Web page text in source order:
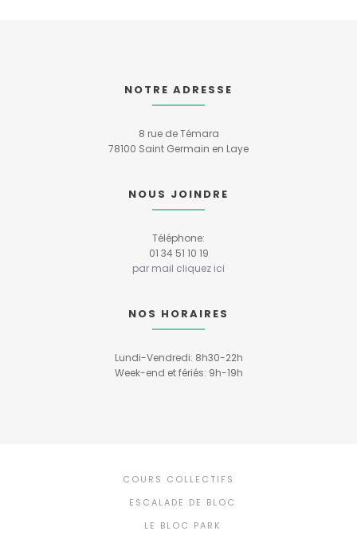
NOTRE ADRESSE
8 rue de Témara
78100 Saint Germain en Laye
NOUS JOINDRE
Téléphone:
01 34 51 10 19
par mail cliquez ici
NOS HORAIRES
Lundi-Vendredi: 8h30-22h
Week-end et fériés: 9h-19h
COURS COLLECTIFS
ESCALADE DE BLOC
LE BLOC PARK